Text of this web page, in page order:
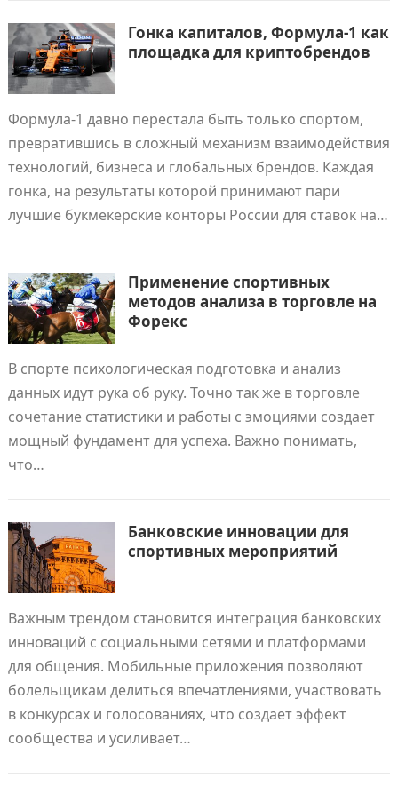
Гонка капиталов, Формула-1 как
площадка для криптобрендов
Формула-1 давно перестала быть только спортом,
превратившись в сложный механизм взаимодействия
технологий, бизнеса и глобальных брендов. Каждая
гонка, на результаты которой принимают пари
лучшие букмекерские конторы России для ставок на…
Применение спортивных
методов анализа в торговле на
Форекс
В спорте психологическая подготовка и анализ
данных идут рука об руку. Точно так же в торговле
сочетание статистики и работы с эмоциями создает
мощный фундамент для успеха. Важно понимать,
что…
Банковские инновации для
спортивных мероприятий
Важным трендом становится интеграция банковских
инноваций с социальными сетями и платформами
для общения. Мобильные приложения позволяют
болельщикам делиться впечатлениями, участвовать
в конкурсах и голосованиях, что создает эффект
сообщества и усиливает…